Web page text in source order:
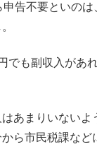
告不要といのは
でも副収入があ
あまりいないよ
ら市民税課など